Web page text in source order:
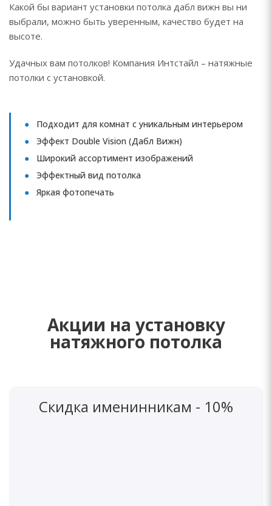
Какой бы вариант установки потолка дабл вижн вы ни
выбрали, можно быть уверенным, качество будет на
высоте.
Удачных вам потолков! Компания Интстайл – натяжные
потолки с установкой.
Подходит для комнат с уникальным интерьером
Эффект Double Vision (Дабл Вижн)
Широкий ассортимент изображений
Эффектный вид потолка
Яркая фотопечать
Акции на установку
натяжного потолка
Скидка именинникам - 10%